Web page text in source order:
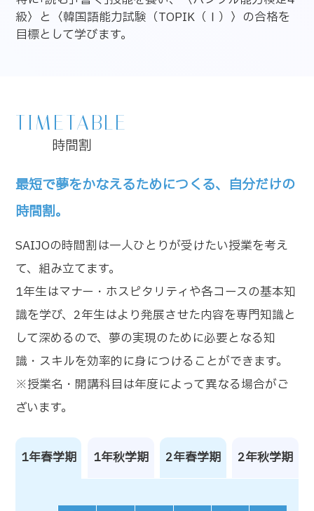
級〉と〈韓国語能力試験（TOPIK（Ⅰ）〉の合格を
目標として学びます。
TIMETABLE
時間割
最短で夢をかなえるためにつくる、自分だけの
時間割。
SAIJOの時間割は一人ひとりが受けたい授業を考え
て、組み立てます。
1年生はマナー・ホスピタリティや各コースの基本知
識を学び、2年生はより発展させた内容を専門知識と
して深めるので、夢の実現のために必要となる知
識・スキルを効率的に身につけることができます。
※授業名・開講科目は年度によって異なる場合がご
ざいます。
1年春学期 1年秋学期 2年春学期 2年秋学期